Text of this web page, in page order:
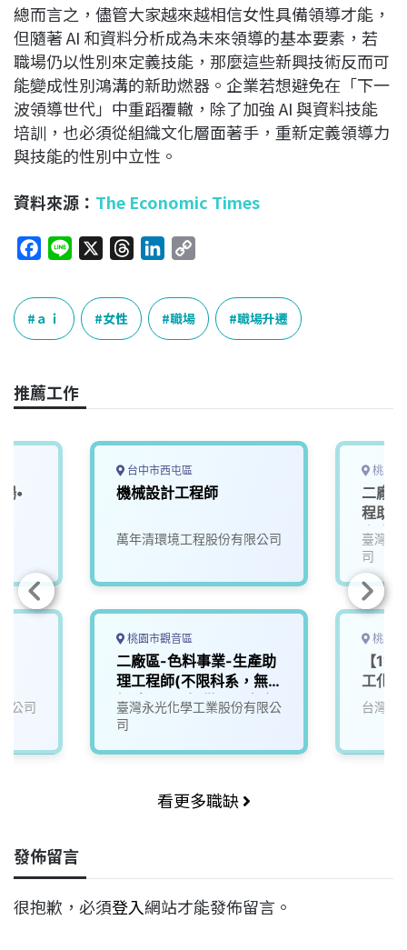
總而言之，儘管大家越來越相信女性具備領導才能，
但隨著 AI 和資料分析成為未來領導的基本要素，若
職場仍以性別來定義技能，那麼這些新興技術反而可
能變成性別鴻溝的新助燃器。企業若想避免在「下一
波領導世代」中重蹈覆轍，除了加強 AI 與資料技能
培訓，也必須從組織文化層面著手，重新定義領導力
與技能的性別中立性。
資料來源： The Economic Times
c
e
b
o
k
e
e
a
n
k
e
n
p
L
k
ａｉ 女性 職場 職場升遷
推薦工作
•
公司
台中市西屯區
機械設計工程師
萬年清環境工程股份有限公司
桃園市觀音區
二廠區-色料事業-生產助
理工程師(不限科系，無
經驗可！)(提供員工宿舍)
(週休二日，每月獎金、
訊面談)
臺灣永光化學工業股份有限公
司
桃園
二廠
程助
宿舍)
外生
驗者
金、
日)
臺灣永
司
桃園
【
工化
台灣德
看更多職缺
發佈留言
很抱歉，必須登入網站才能發佈留言。